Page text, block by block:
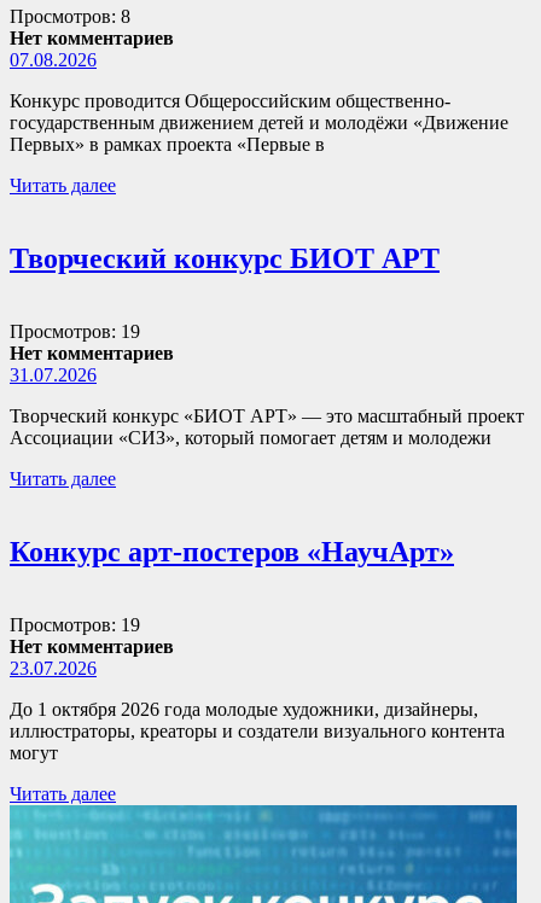
Просмотров: 8
Нет комментариев
07.08.2026
Конкурс проводится Общероссийским общественно-
государственным движением детей и молодёжи «Движение
Первых» в рамках проекта «Первые в
Читать далее
Творческий конкурс БИОТ АРТ
Просмотров: 19
Нет комментариев
31.07.2026
Творческий конкурс «БИОТ АРТ» — это масштабный проект
Ассоциации «СИЗ», который помогает детям и молодежи
Читать далее
Конкурс арт-постеров «НаучАрт»
Просмотров: 19
Нет комментариев
23.07.2026
До 1 октября 2026 года молодые художники, дизайнеры,
иллюстраторы, креаторы и создатели визуального контента
могут
Читать далее